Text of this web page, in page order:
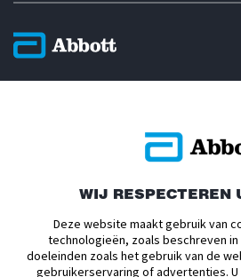
Toegankelijkheidsverklaring
Disclaimers
Verklaring inzake Dataverordening
van de sensor, de kleur geel en gerelateerde
intellectueel eigendom van Abbott. Android
handelsmerken van Google LLC. iPhone en
van Apple Inc. Andere handelsmerken zijn
WIJ RESPECTEREN
Deze website maakt gebruik van
technologieën, zoals beschreven
doeleinden zoals het gebruik van de
gebruikerservaring of advertenties.